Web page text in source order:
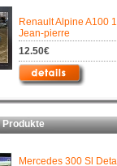
Renault Alpine A100
Jean-pierre
12.50€
Mercedes 300 Sl